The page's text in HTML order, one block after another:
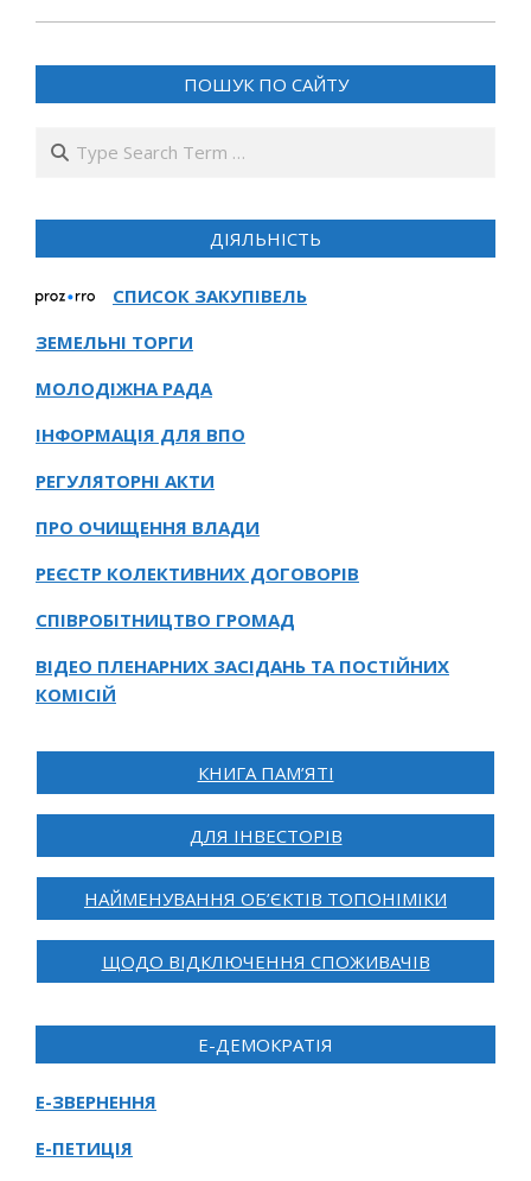
21
ПОШУК ПО САЙТУ
Search
ДІЯЛЬНІСТЬ
СПИСОК ЗАКУПІВЕЛЬ
ЗЕМЕЛЬНІ ТОРГИ
МОЛОДІЖНА РАДА
ІНФОРМАЦІЯ ДЛЯ ВПО
РЕГУЛЯТОРНІ АКТИ
ПРО ОЧИЩЕННЯ ВЛАДИ
РЕЄСТР КОЛЕКТИВНИХ ДОГОВОРІВ
СПІВРОБІТНИЦТВО ГРОМАД
ВІДЕО ПЛЕНАРНИХ ЗАСІДАНЬ ТА ПОСТІЙНИХ
КОМІСІЙ
КНИГА ПАМ’ЯТІ
ДЛЯ ІНВЕСТОРІВ
НАЙМЕНУВАННЯ ОБ’ЄКТІВ ТОПОНІМІКИ
ЩОДО ВІДКЛЮЧЕННЯ СПОЖИВАЧІВ
Е-ДЕМОКРАТІЯ
Е-ЗВЕРНЕННЯ
Е-ПЕТИЦІЯ